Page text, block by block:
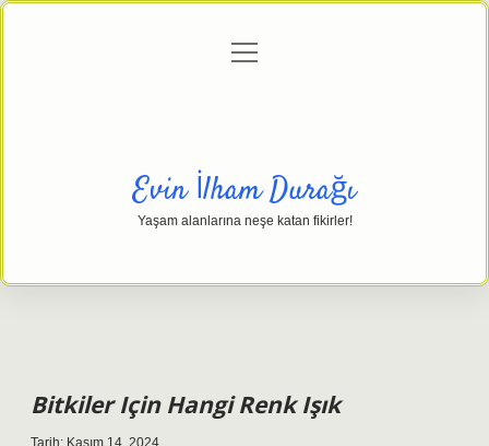
Gizlilik Politikası
menüyü
Evin İlham Durağı
Yaşam alanlarına neşe katan fikirler!
Bitkiler Için Hangi Renk Işık
Tarih: Kasım 14, 2024